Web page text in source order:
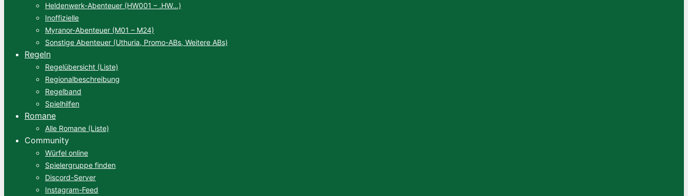
Heldenwerk-Abenteuer (HW001 – .HW…)
Inoffizielle
Myranor-Abenteuer (M01 – M24)
Sonstige Abenteuer (Uthuria, Promo-ABs, Weitere ABs)
Regeln
Regelübersicht (Liste)
Regionalbeschreibung
Regelband
Spielhilfen
Romane
Alle Romane (Liste)
Community
Würfel online
Spielergruppe finden
Discord-Server
Instagram-Feed